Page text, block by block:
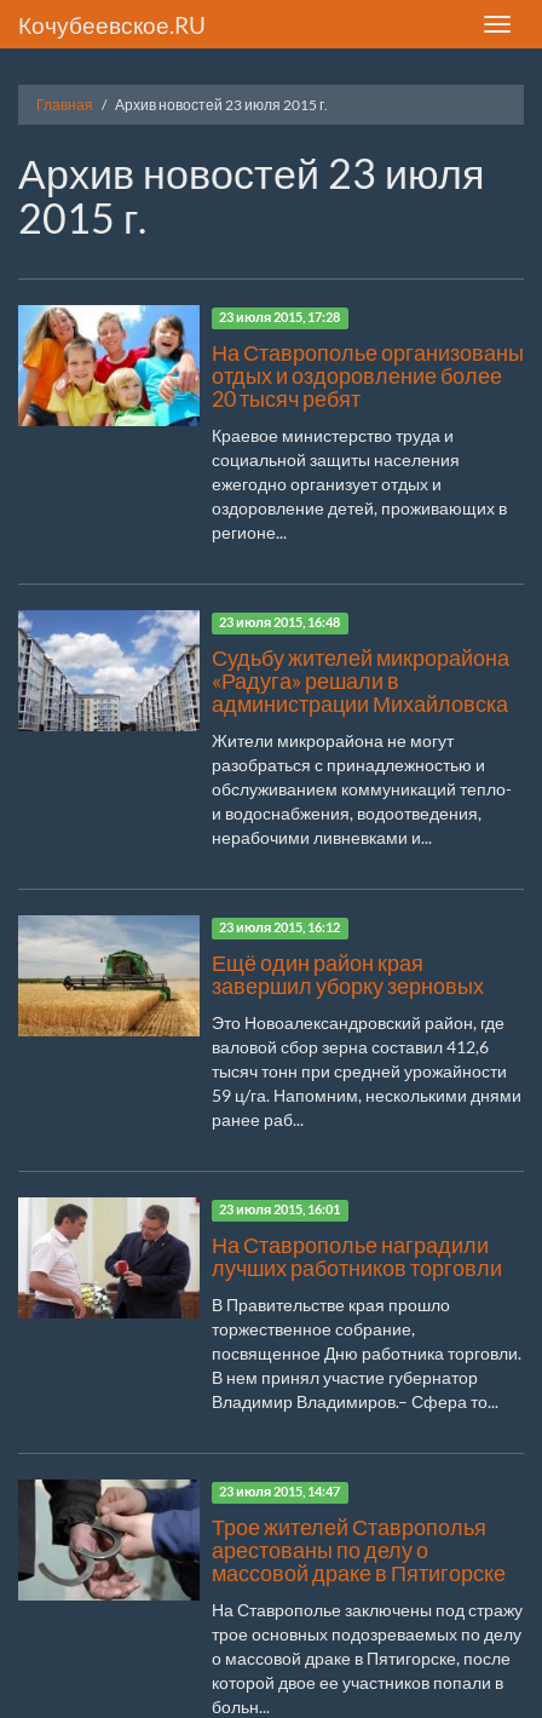
Toggle
Кочубеевское.RU
Главная Архив новостей 23 июля 2015 г.
Архив новостей 23 июля
2015 г.
23 июля 2015, 17:28
На Ставрополье организованы
отдых и оздоровление более
20 тысяч ребят
Краевое министерство труда и
социальной защиты населения
ежегодно организует отдых и
оздоровление детей, проживающих в
регионе...
23 июля 2015, 16:48
Судьбу жителей микрорайона
«Радуга» решали в
администрации Михайловска
Жители микрорайона не могут
разобраться с принадлежностью и
обслуживанием коммуникаций тепло-
и водоснабжения, водоотведения,
нерабочими ливневками и...
23 июля 2015, 16:12
Ещё один район края
завершил уборку зерновых
Это Новоалександровский район, где
валовой сбор зерна составил 412,6
тысяч тонн при средней урожайности
59 ц/га. Напомним, несколькими днями
ранее раб...
23 июля 2015, 16:01
На Ставрополье наградили
лучших работников торговли
В Правительстве края прошло
торжественное собрание,
посвященное Дню работника торговли.
В нем принял участие губернатор
Владимир Владимиров.– Сфера то...
23 июля 2015, 14:47
Трое жителей Ставрополья
арестованы по делу о
массовой драке в Пятигорске
На Ставрополье заключены под стражу
трое основных подозреваемых по делу
о массовой драке в Пятигорске, после
которой двое ее участников попали в
больн...